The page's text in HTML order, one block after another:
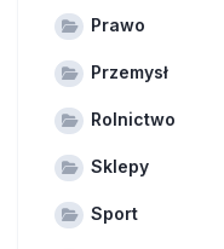
Prawo
Przemysł
Rolnictwo
Sklepy
Sport